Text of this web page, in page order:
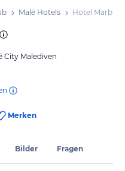
Malé Hotels Hotel Marble
City Malediven
Merken
Bilder Fragen